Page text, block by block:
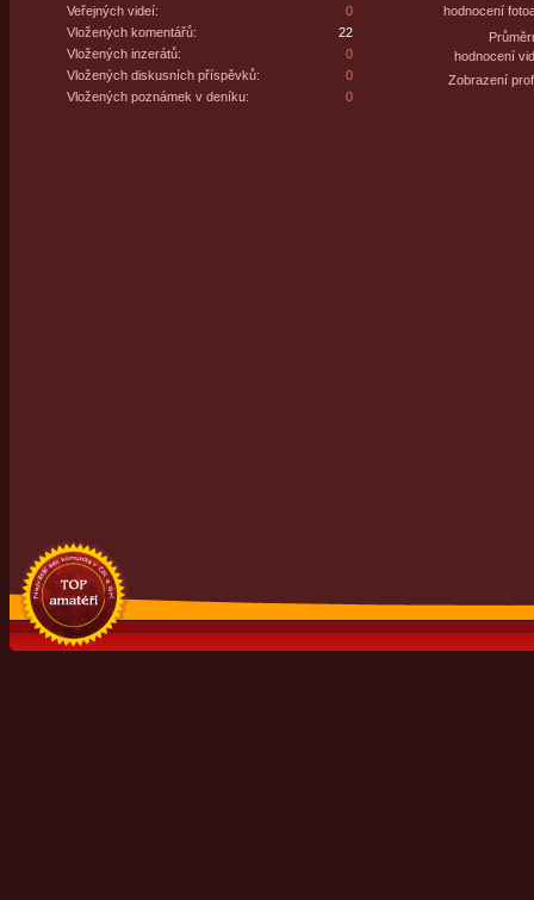
Veřejných videí:
0
Vložených komentářů:
22
Vložených inzerátů:
0
Vložených diskusních příspěvků:
0
Vložených poznámek v deníku:
0
hodnocení
hodnocení
Zobrazení